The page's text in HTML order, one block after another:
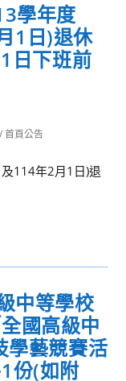
學年度
1日)退休
日下班前
/ 首頁公告
114年2月1日)退
中等學校
國高級中
學藝競賽活
份(如附